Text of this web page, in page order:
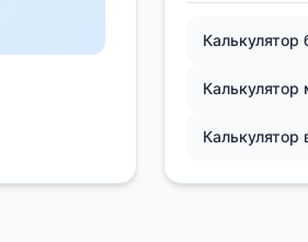
Калькулятор
Калькулятор